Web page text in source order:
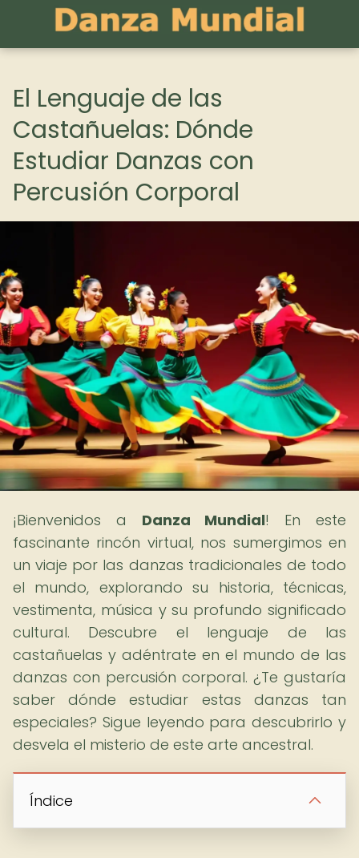
El Lenguaje de las
Castañuelas: Dónde
Estudiar Danzas con
Percusión Corporal
¡Bienvenidos a Danza Mundial! En este
fascinante rincón virtual, nos sumergimos en
un viaje por las danzas tradicionales de todo
el mundo, explorando su historia, técnicas,
vestimenta, música y su profundo significado
cultural. Descubre el lenguaje de las
castañuelas y adéntrate en el mundo de las
danzas con percusión corporal. ¿Te gustaría
saber dónde estudiar estas danzas tan
especiales? Sigue leyendo para descubrirlo y
desvela el misterio de este arte ancestral.
Índice